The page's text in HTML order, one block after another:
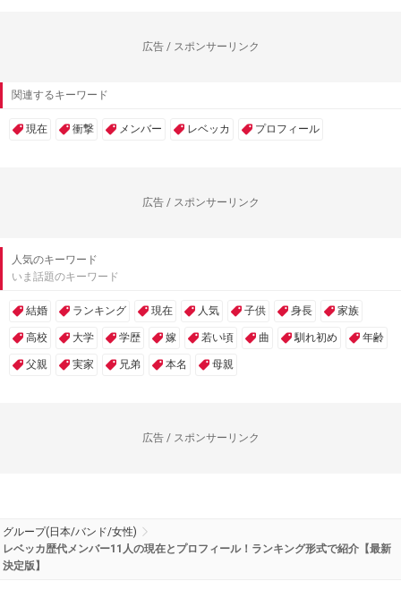
広告 / スポンサーリンク
関連するキーワード
現在 衝撃 メンバー レベッカ プロフィール
広告 / スポンサーリンク
人気のキーワード
いま話題のキーワード
結婚 ランキング 現在 人気 子供 身長 家族
高校 大学 学歴 嫁 若い頃 曲 馴れ初め 年齢
父親 実家 兄弟 本名 母親
広告 / スポンサーリンク
グループ(日本/バンド/女性)
レベッカ歴代メンバー11人の現在とプロフィール！ランキング形式で紹介【最新
決定版】